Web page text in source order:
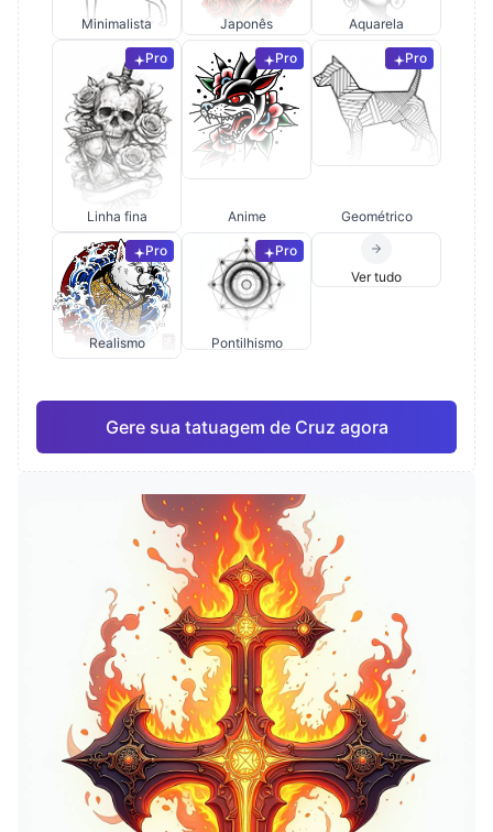
Minimalista Japonês Aquarela
Pro
Linha fina
Pro
Anime
Pro
Geométrico
Pro
Realismo
Pro
Pontilhismo
Ver tudo
Gere sua tatuagem de Cruz agora